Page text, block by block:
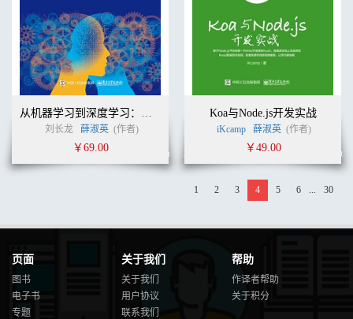
从机器学习到深度学习：基于Scikit-learn与TensorFlow的高效开发实战
刘长龙 薛淑英 (作者)
￥69.00
Koa与Node.js开发实战
iKcamp 薛淑英 (作者)
￥49.00
1 2 3 4 5 6 ... 30
页面
图书
电子书
专题
关于我们
关于我们
用户协议
联系我们
帮助
作译者帮助
关于积分